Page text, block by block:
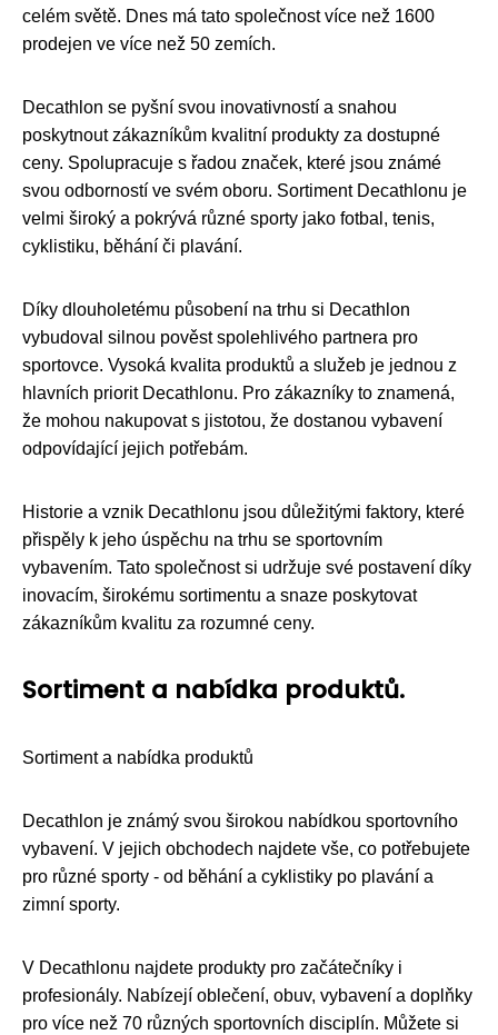
celém světě. Dnes má tato společnost více než 1600
prodejen ve více než 50 zemích.
Decathlon se pyšní svou inovativností a snahou
poskytnout zákazníkům kvalitní produkty za dostupné
ceny. Spolupracuje s řadou značek, které jsou známé
svou odborností ve svém oboru. Sortiment Decathlonu je
velmi široký a pokrývá různé sporty jako fotbal, tenis,
cyklistiku, běhání či plavání.
Díky dlouholetému působení na trhu si Decathlon
vybudoval silnou pověst spolehlivého partnera pro
sportovce. Vysoká kvalita produktů a služeb je jednou z
hlavních priorit Decathlonu. Pro zákazníky to znamená,
že mohou nakupovat s jistotou, že dostanou vybavení
odpovídající jejich potřebám.
Historie a vznik Decathlonu jsou důležitými faktory, které
přispěly k jeho úspěchu na trhu se sportovním
vybavením. Tato společnost si udržuje své postavení díky
inovacím, širokému sortimentu a snaze poskytovat
zákazníkům kvalitu za rozumné ceny.
Sortiment a nabídka produktů.
Sortiment a nabídka produktů
Decathlon je známý svou širokou nabídkou sportovního
vybavení. V jejich obchodech najdete vše, co potřebujete
pro různé sporty - od běhání a cyklistiky po plavání a
zimní sporty.
V Decathlonu najdete produkty pro začátečníky i
profesionály. Nabízejí oblečení, obuv, vybavení a doplňky
pro více než 70 různých sportovních disciplín. Můžete si